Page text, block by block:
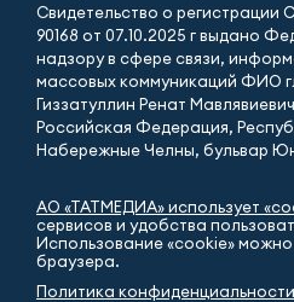
Свидетельство о
90168 от 07.10.2025 г выдано
надзору в сфере связи,
массовых коммуникаций ФИО
Гиззатуллин Ренат
Российская Федерация,
Набережные Челны, бульвар
АО «ТАТМЕДИА» использует
сервисов и удобства
Использование «cookie»
браузера.
Политика конфиденциальности